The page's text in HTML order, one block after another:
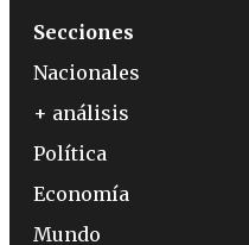
Secciones
Nacionales
+ análisis
Política
Economía
Mundo